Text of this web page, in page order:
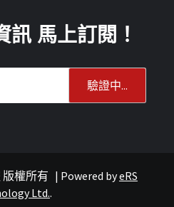
澳聞
訊 馬上訂閱！
版權所有 | Powered byeRS
Ltd..